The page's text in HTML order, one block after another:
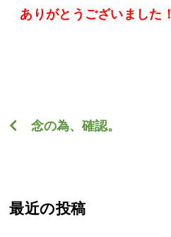
ありがとうございました ！
念の為、確認。
最近の投稿